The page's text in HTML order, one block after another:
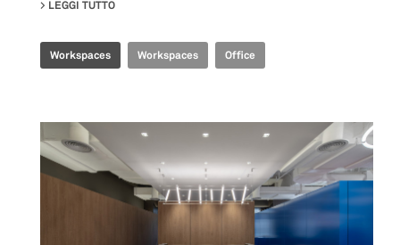
LEGGI TUTTO
Workspaces Workspaces Office